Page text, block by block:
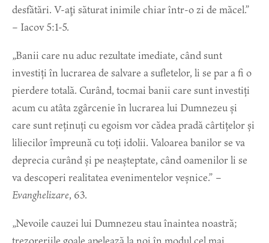
desfătări. V-aţi săturat inimile chiar într-o zi de măcel.”
– Iacov 5:1-5.
„Banii care nu aduc rezultate imediate, când sunt
investiți în lucrarea de salvare a sufletelor, li se par a fi o
pierdere totală. Curând, tocmai banii care sunt investiți
acum cu atâta zgârcenie în lucrarea lui Dumnezeu și
care sunt reținuți cu egoism vor cădea pradă cârtițelor și
liliecilor împreună cu toți idolii. Valoarea banilor se va
deprecia curând și pe neașteptate, când oamenilor li se
va descoperi realitatea evenimentelor veșnice.” –
Evanghelizare, 63.
„Nevoile cauzei lui Dumnezeu stau înaintea noastră;